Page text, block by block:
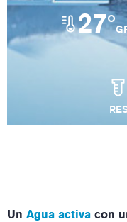
27°
Un Agua activa con